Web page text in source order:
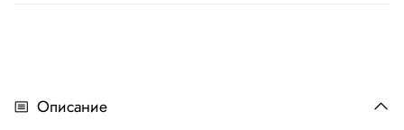
Описание